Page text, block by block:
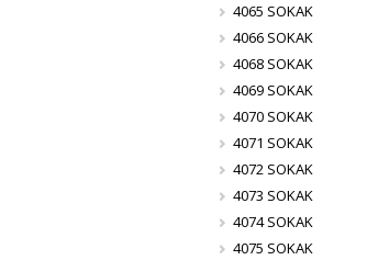
4065 SOKAK
4066 SOKAK
4068 SOKAK
4069 SOKAK
4070 SOKAK
4071 SOKAK
4072 SOKAK
4073 SOKAK
4074 SOKAK
4075 SOKAK